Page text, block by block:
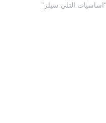
التلي سيلز"